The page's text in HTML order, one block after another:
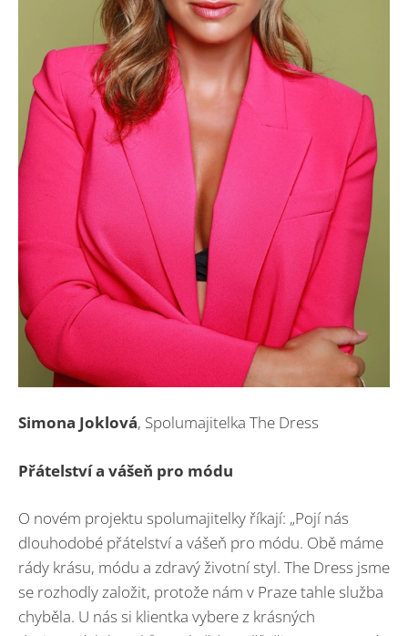
Simona Joklová, Spolumajitelka The Dress
Přátelství a vášeň pro módu
O novém projektu spolumajitelky říkají: „Pojí nás
dlouhodobé přátelství a vášeň pro módu. Obě máme
rády krásu, módu a zdravý životní styl. The Dress jsme
se rozhodly založit, protože nám v Praze tahle služba
chyběla. U nás si klientka vybere z krásných